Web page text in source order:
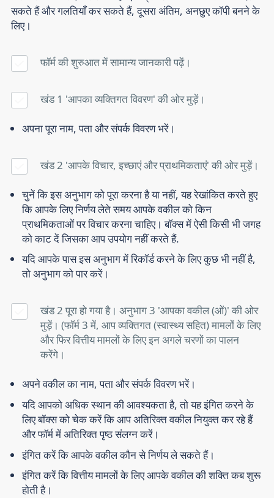
सकते हैं और गलतियाँ कर सकते हैं, दूसरा अंतिम, अनछुए कॉपी बनने के
लिए।
फॉर्म की शुरुआत में सामान्य जानकारी पढ़ें।
खंड 1 'आपका व्यक्तिगत विवरण' की ओर मुड़ें।
अपना पूरा नाम, पता और संपर्क विवरण भरें।
खंड 2 'आपके विचार, इच्छाएं और प्राथमिकताएं' की ओर मुड़ें।
चुनें कि इस अनुभाग को पूरा करना है या नहीं, यह रेखांकित करते हुए
कि आपके लिए निर्णय लेते समय आपके वकील को किन
प्राथमिकताओं पर विचार करना चाहिए। बॉक्स में ऐसी किसी भी जगह
को काट दें जिसका आप उपयोग नहीं करते हैं.
यदि आपके पास इस अनुभाग में रिकॉर्ड करने के लिए कुछ भी नहीं है,
तो अनुभाग को पार करें।
खंड 2 पूरा हो गया है। अनुभाग 3 'आपका वकील (ओं)' की ओर
मुड़ें। (फॉर्म 3 में, आप व्यक्तिगत (स्वास्थ्य सहित) मामलों के लिए
और फिर वित्तीय मामलों के लिए इन अगले चरणों का पालन
करेंगे।
अपने वकील का नाम, पता और संपर्क विवरण भरें।
यदि आपको अधिक स्थान की आवश्यकता है, तो यह इंगित करने के
लिए बॉक्स को चेक करें कि आप अतिरिक्त वकील नियुक्त कर रहे हैं
और फॉर्म में अतिरिक्त पृष्ठ संलग्न करें।
इंगित करें कि आपके वकील कौन से निर्णय ले सकते हैं।
इंगित करें कि वित्तीय मामलों के लिए आपके वकील की शक्ति कब शुरू
होती है।